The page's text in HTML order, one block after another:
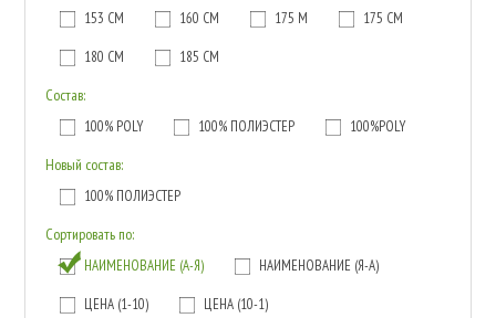
153 СМ 160 СМ 175 М 175 СМ
180 СМ 185 СМ
Состав:
100% POLY 100% ПОЛИЭСТЕР 100%POLY
Новый состав:
100% ПОЛИЭСТЕР
Сортировать по:
НАИМЕНОВАНИЕ (А-Я) НАИМЕНОВАНИЕ (Я-А)
ЦЕНА (1-10) ЦЕНА (10-1)